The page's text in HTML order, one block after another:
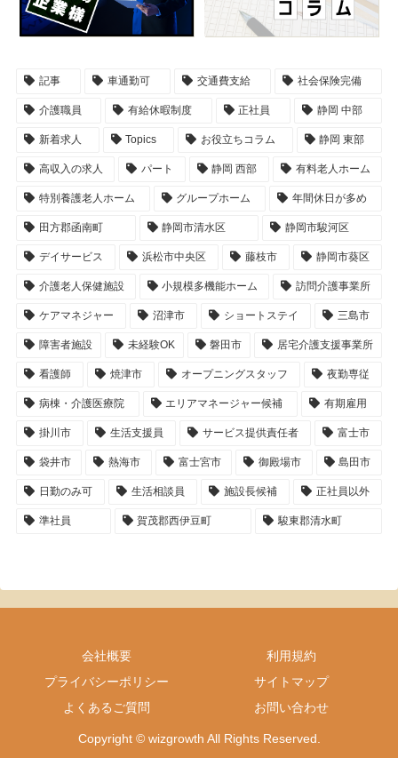
記事 車通勤可 交通費支給 社会保険完備
介護職員 有給休暇制度 正社員 静岡 中部
新着求人 Topics お役立ちコラム 静岡 東部
高収入の求人 パート 静岡 西部 有料老人ホーム
特別養護老人ホーム グループホーム 年間休日が多め
田方郡函南町 静岡市清水区 静岡市駿河区
デイサービス 浜松市中央区 藤枝市 静岡市葵区
介護老人保健施設 小規模多機能ホーム 訪問介護事業所
ケアマネジャー 沼津市 ショートステイ 三島市
障害者施設 未経験OK 磐田市 居宅介護支援事業所
看護師 焼津市 オープニングスタッフ 夜勤専従
病棟・介護医療院 エリアマネージャー候補 有期雇用
掛川市 生活支援員 サービス提供責任者 富士市
袋井市 熱海市 富士宮市 御殿場市 島田市
日勤のみ可 生活相談員 施設長候補 正社員以外
準社員 賀茂郡西伊豆町 駿東郡清水町
会社概要
利用規約
プライバシーポリシー
サイトマップ
よくあるご質問
お問い合わせ
Copyright © wizgrowth All Rights Reserved.